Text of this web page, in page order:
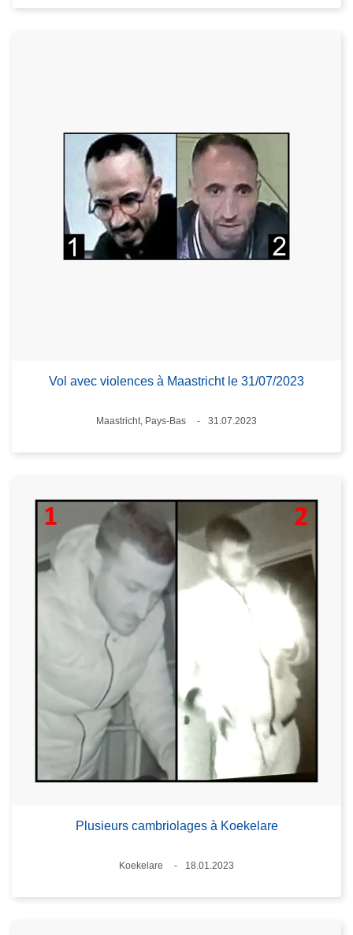
Vol avec violences à Maastricht le 31/07/2023
Lieux
Maastricht, Pays-Bas
31.07.2023
Plusieurs cambriolages à Koekelare
Lieux
Koekelare
18.01.2023